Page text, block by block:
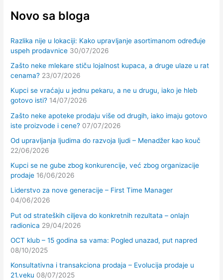
Novo sa bloga
Razlika nije u lokaciji: Kako upravljanje asortimanom određuje
uspeh prodavnice 30/07/2026
Zašto neke mlekare stiču lojalnost kupaca, a druge ulaze u rat
cenama? 23/07/2026
Kupci se vraćaju u jednu pekaru, a ne u drugu, iako je hleb
gotovo isti? 14/07/2026
Zašto neke apoteke prodaju više od drugih, iako imaju gotovo
iste proizvode i cene? 07/07/2026
Od upravljanja ljudima do razvoja ljudi – Menadžer kao kouč
22/06/2026
Kupci se ne gube zbog konkurencije, već zbog organizacije
prodaje 16/06/2026
Liderstvo za nove generacije – First Time Manager
04/06/2026
Put od strateških ciljeva do konkretnih rezultata – onlajn
radionica 29/04/2026
OCT klub – 15 godina sa vama: Pogled unazad, put napred
08/10/2025
Konsultativna i transakciona prodaja – Evolucija prodaje u
21.veku 08/07/2025